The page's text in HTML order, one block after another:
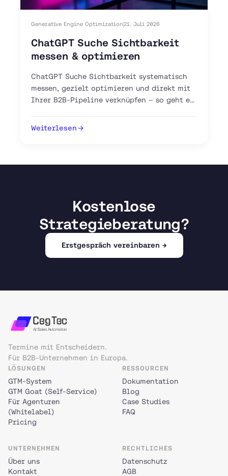
Generative Engine Optimization21. Juli 2026
ChatGPT Suche Sichtbarkeit
messen & optimieren
ChatGPT Suche Sichtbarkeit systematisch
messen, gezielt optimieren und direkt mit
Ihrer B2B-Pipeline verknüpfen – so geht es
Weiterlesen
Kostenlose
Strategieberatung?
Erstgespräch vereinbaren →
Termine mit Entscheidern.
Für B2B-Unternehmen in Europa.
LÖSUNGEN
GTM-System
GTM Goat (Self-Service)
Für Agenturen
(Whitelabel)
Pricing
RESSOURCEN
Dokumentation
Blog
Case Studies
FAQ
UNTERNEHMEN
Über uns
Kontakt
RECHTLICHES
Datenschutz
AGB